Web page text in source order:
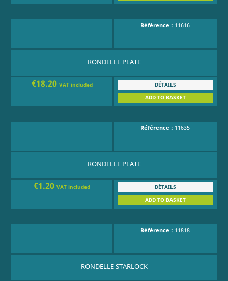
Référence : 11616
RONDELLE PLATE
€18.20 VAT included
DÉTAILS
ADD TO BASKET
Référence : 11635
RONDELLE PLATE
€1.20VAT included
DÉTAILS
ADD TO BASKET
Référence : 11818
RONDELLE STARLOCK